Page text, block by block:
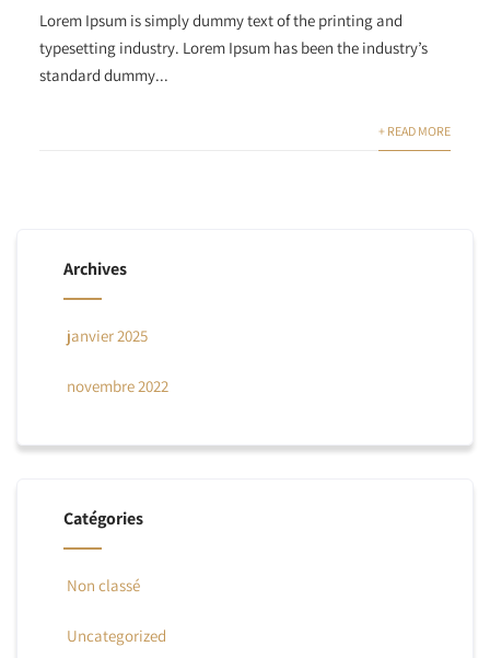
Lorem Ipsum is simply dummy text of the printing and
typesetting industry. Lorem Ipsum has been the industry’s
standard dummy...
+ READ MORE
Archives
janvier 2025
novembre 2022
Catégories
Non classé
Uncategorized